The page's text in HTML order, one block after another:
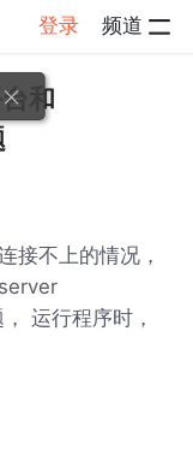
登录 频道
和
接不上的情况，
运行程序时，